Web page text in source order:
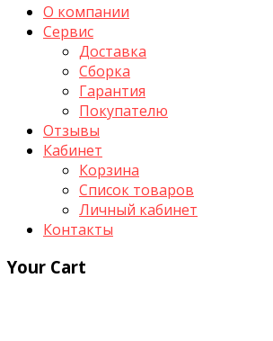
О компании
Сервис
Доставка
Сборка
Гарантия
Покупателю
Отзывы
Кабинет
Корзина
Список товаров
Личный кабинет
Контакты
Your Cart